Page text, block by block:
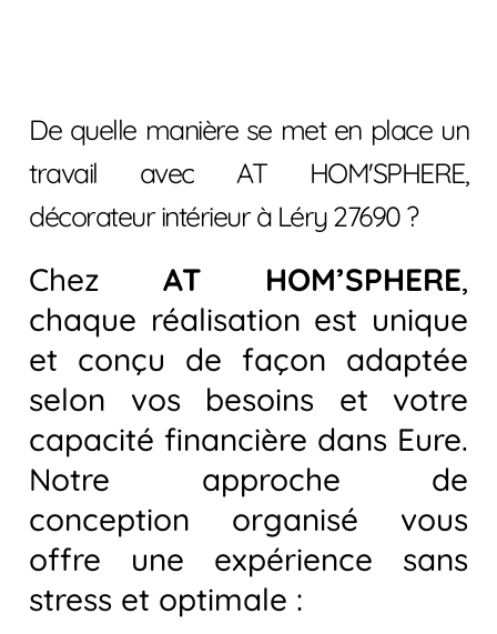
De quelle manière se met en place un
travail avec AT HOM'SPHERE,
décorateur intérieur à Léry 27690 ?
Chez AT HOM’SPHERE,
chaque réalisation est unique
et conçu de façon adaptée
selon vos besoins et votre
capacité financière dans Eure.
Notre approche de
conception organisé vous
offre une expérience sans
stress et optimale :